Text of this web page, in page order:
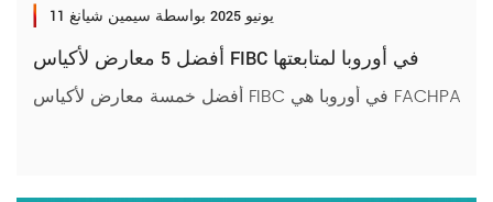
11 يونيو 2025 بواسطة سيمين شيانغ
أفضل 5 معارض لأكياس FIBC في أوروبا لمتابعتها